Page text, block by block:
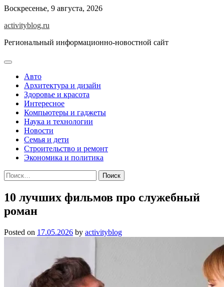
Skip
content
Воскресенье, 9 августа, 2026
activityblog.ru
Региональный информационно-новостной сайт
Авто
Архитектура и дизайн
Здоровье и красота
Интересное
Компьютеры и гаджеты
Наука и технологии
Новости
Семья и дети
Строительство и ремонт
Экономика и политика
Найти:
10 лучших фильмов про служебный
роман
Posted on 17.05.2026 by activityblog